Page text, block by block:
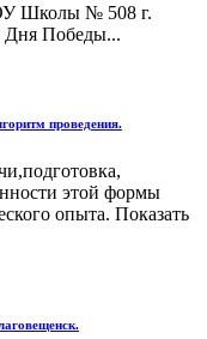
Школы № 508 г.
Дня Победы...
проведения.
этой формы
опыта. Показать